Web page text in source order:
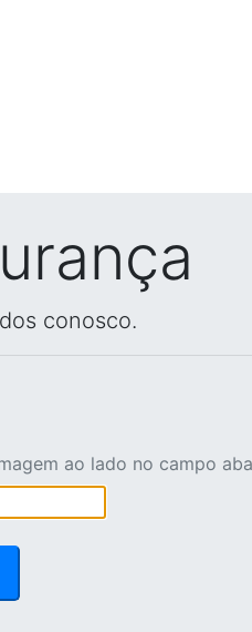
conosco.
ao lado no campo